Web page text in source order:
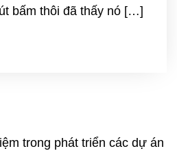
bấm thôi đã thấy nó […]
trong phát triển các dự án